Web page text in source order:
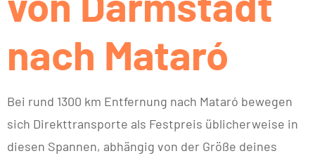
nach Mataró
Bei rund 1300 km Entfernung nach Mataró bewegen
sich Direkttransporte als Festpreis üblicherweise in
diesen Spannen, abhängig von der Größe deines